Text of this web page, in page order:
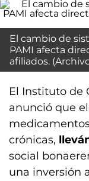
El cambio de
PAMI afecta
afiliados.
El Instituto de
anunció que
crónicas,
social
una inversión